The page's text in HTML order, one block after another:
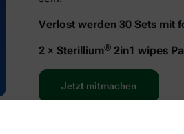
Verlost werden 30 Sets mit
2 × Sterillium® 2in1 wipes
Jetzt mitmachen